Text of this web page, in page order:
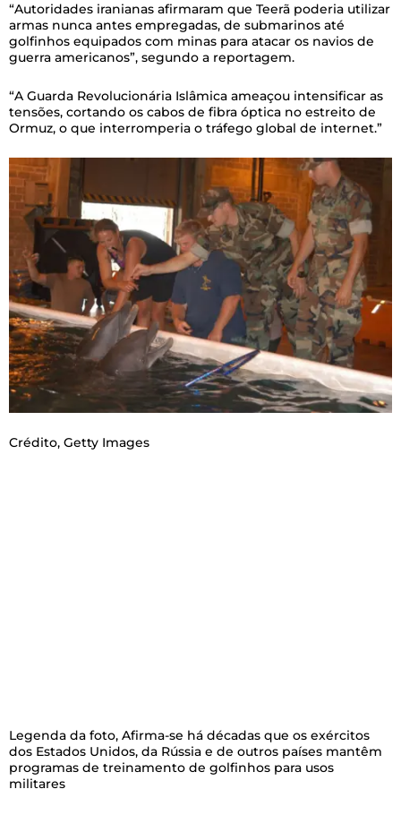
“Autoridades iranianas afirmaram que Teerã poderia utilizar
armas nunca antes empregadas, de submarinos até
golfinhos equipados com minas para atacar os navios de
guerra americanos”, segundo a reportagem.
“A Guarda Revolucionária Islâmica ameaçou intensificar as
tensões, cortando os cabos de fibra óptica no estreito de
Ormuz, o que interromperia o tráfego global de internet.”
Crédito, Getty Images
Legenda da foto, Afirma-se há décadas que os exércitos
dos Estados Unidos, da Rússia e de outros países mantêm
programas de treinamento de golfinhos para usos
militares